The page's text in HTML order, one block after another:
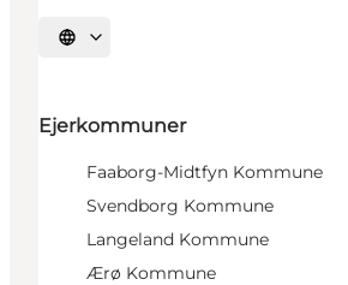
Vælg sprog
Ejerkommuner
Faaborg-Midtfyn Kommune
Svendborg Kommune
Langeland Kommune
Ærø Kommune